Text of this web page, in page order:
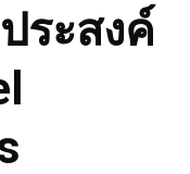
ระสงค์